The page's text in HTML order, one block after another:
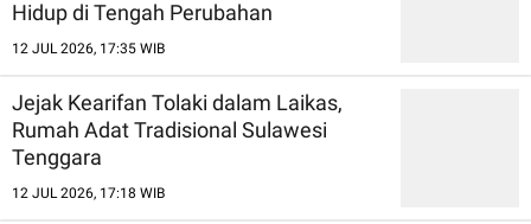
Hidup di Tengah Perubahan
12 JUL 2026, 17:35 WIB
Jejak Kearifan Tolaki dalam Laikas,
Rumah Adat Tradisional Sulawesi
Tenggara
12 JUL 2026, 17:18 WIB